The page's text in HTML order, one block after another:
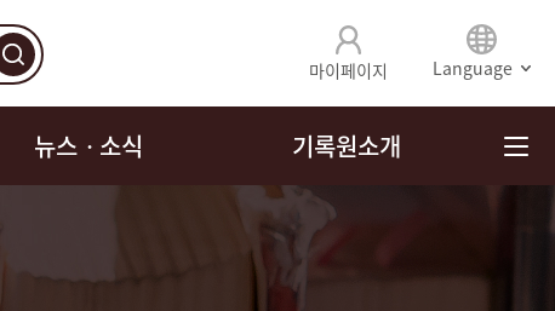
마이페이지 Language
뉴스ㆍ소식 기록원소개